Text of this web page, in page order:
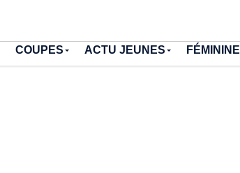
COUPES ACTU JEUNES FÉMININE